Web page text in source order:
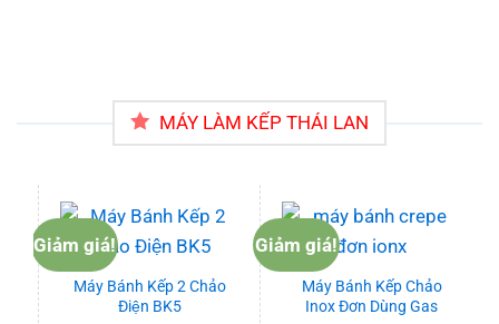
MÁY LÀM KẾP THÁI LAN
Giảm giá!
Máy Bánh Kếp 2 Chảo
Điện BK5
Giảm giá!
Máy Bánh Kếp Chảo
Inox Đơn Dùng Gas